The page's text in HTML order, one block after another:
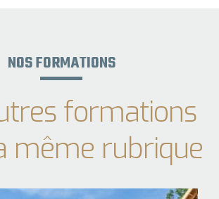
NOS FORMATIONS
formations
même rubrique